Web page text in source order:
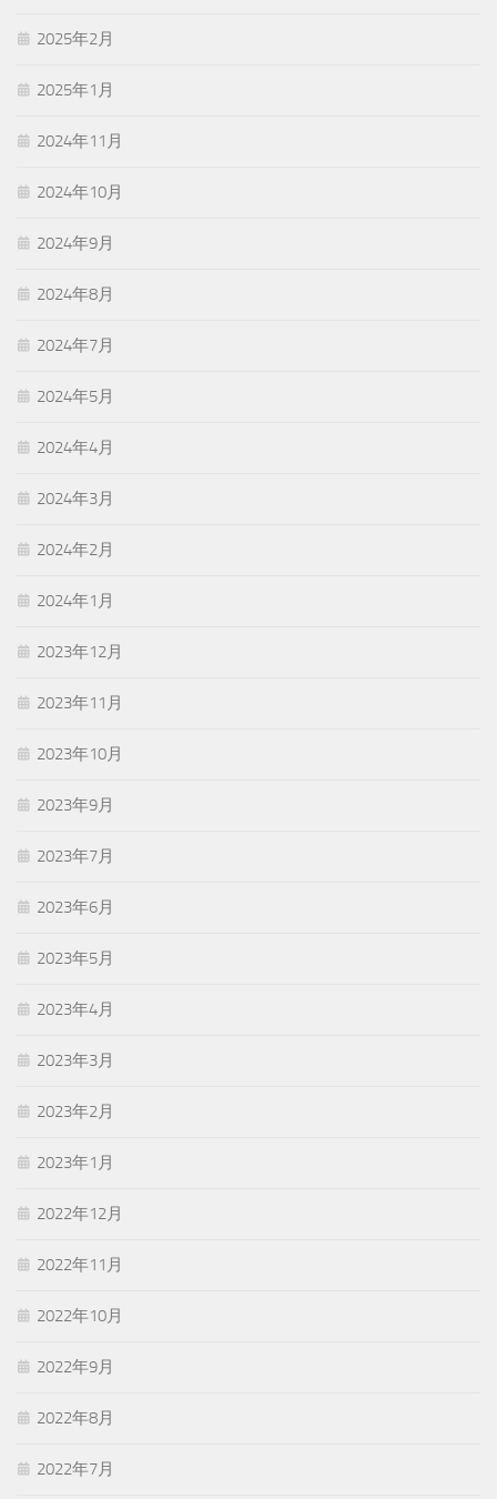
2025年2月
2025年1月
2024年11月
2024年10月
2024年9月
2024年8月
2024年7月
2024年5月
2024年4月
2024年3月
2024年2月
2024年1月
2023年12月
2023年11月
2023年10月
2023年9月
2023年7月
2023年6月
2023年5月
2023年4月
2023年3月
2023年2月
2023年1月
2022年12月
2022年11月
2022年10月
2022年9月
2022年8月
2022年7月